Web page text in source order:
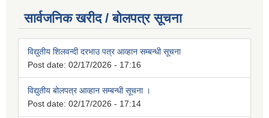
सार्वजनिक खरीद / बोलपत्र सूचना
विद्युतीय शिलवन्दी दरभाउ पत्र आव्हान सम्बन्धी सूचना
Post date: 02/17/2026 - 17:16
विद्युतीय बोलपत्र आव्हान सम्बन्धी सूचना ।
Post date: 02/17/2026 - 17:14